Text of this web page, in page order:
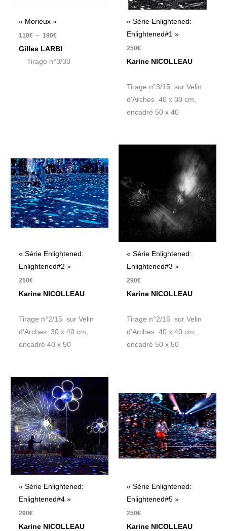
« Morieux »
110€ – 190€
Gilles LARBI
Tirage n°3/30
« Série Enlightened:
Enlightened#1 »
250€
Karine NICOLLEAU
Tirage n°3/15 sur Velin
d’Arches 40 x 30 cm,
encadré 50 x 40
« Série Enlightened:
Enlightened#2 »
250€
Karine NICOLLEAU
Tirage n°2/15 sur Velin
d’Arches 30 x 40 cm,
encadré 40 x 50
« Série Enlightened:
Enlightened#3 »
290€
Karine NICOLLEAU
Tirage n°2/15 sur Velin
d’Arches 40 x 40 cm,
encadré 50 x 50
« Série Enlightened:
Enlightened#4 »
290€
Karine NICOLLEAU
« Série Enlightened:
Enlightened#5 »
250€
Karine NICOLLEAU